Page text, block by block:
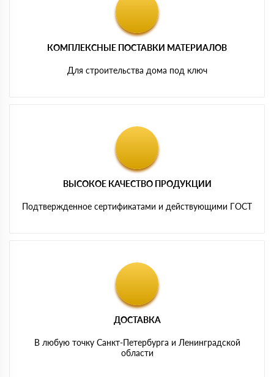
КОМПЛЕКСНЫЕ ПОСТАВКИ МАТЕРИАЛОВ
Для строительства дома под ключ
ВЫСОКОЕ КАЧЕСТВО ПРОДУКЦИИ
Подтвержденное сертификатами и действующими ГОСТ
ДОСТАВКА
В любую точку Санкт-Петербурга и Ленинградской
области